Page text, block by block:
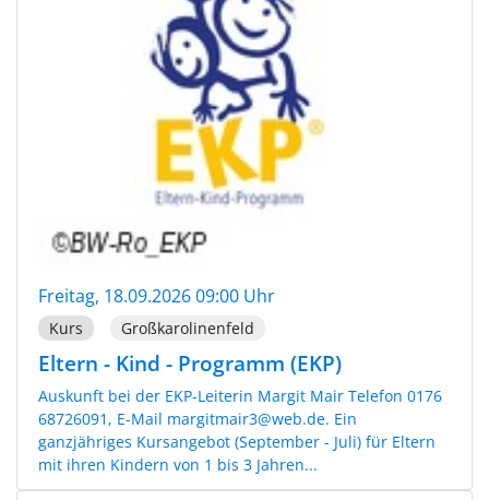
Freitag, 18.09.2026 09:00 Uhr
Kurs Großkarolinenfeld
Eltern - Kind - Programm (EKP)
Auskunft bei der EKP-Leiterin Margit Mair Telefon 0176
68726091, E-Mail margitmair3@web.de. Ein
ganzjähriges Kursangebot (September - Juli) für Eltern
mit ihren Kindern von 1 bis 3 Jahren...